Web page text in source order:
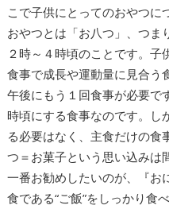
こで子供にとってのおやつに
おやつとは「お八つ」、つま
２時～４時頃のことです。
食事で成長や運動量に見合う
午後にもう１回食事が必要で
時頃にする食事なのです。し
る必要はなく、主食だけの食
つ＝お菓子という思い込みは
一番お勧めしたいのが、『お
食である“ご飯”をしっかり食